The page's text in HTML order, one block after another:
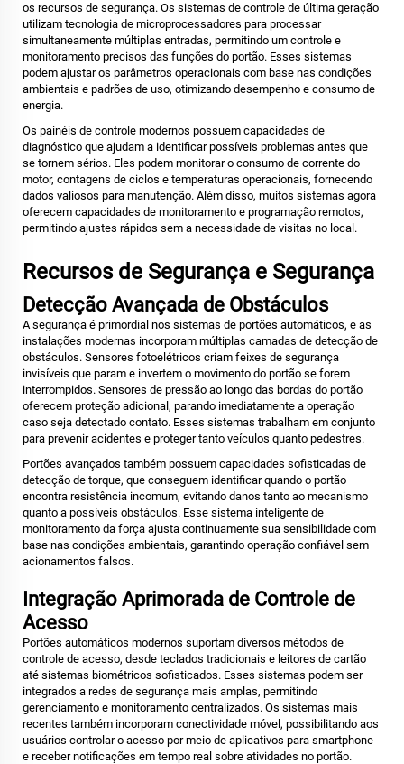
os recursos de segurança. Os sistemas de controle de última geração
utilizam tecnologia de microprocessadores para processar
simultaneamente múltiplas entradas, permitindo um controle e
monitoramento precisos das funções do portão. Esses sistemas
podem ajustar os parâmetros operacionais com base nas condições
ambientais e padrões de uso, otimizando desempenho e consumo de
energia.
Os painéis de controle modernos possuem capacidades de
diagnóstico que ajudam a identificar possíveis problemas antes que
se tornem sérios. Eles podem monitorar o consumo de corrente do
motor, contagens de ciclos e temperaturas operacionais, fornecendo
dados valiosos para manutenção. Além disso, muitos sistemas agora
oferecem capacidades de monitoramento e programação remotos,
permitindo ajustes rápidos sem a necessidade de visitas no local.
Recursos de Segurança e Segurança
Detecção Avançada de Obstáculos
A segurança é primordial nos sistemas de portões automáticos, e as
instalações modernas incorporam múltiplas camadas de detecção de
obstáculos. Sensores fotoelétricos criam feixes de segurança
invisíveis que param e invertem o movimento do portão se forem
interrompidos. Sensores de pressão ao longo das bordas do portão
oferecem proteção adicional, parando imediatamente a operação
caso seja detectado contato. Esses sistemas trabalham em conjunto
para prevenir acidentes e proteger tanto veículos quanto pedestres.
Portões avançados também possuem capacidades sofisticadas de
detecção de torque, que conseguem identificar quando o portão
encontra resistência incomum, evitando danos tanto ao mecanismo
quanto a possíveis obstáculos. Esse sistema inteligente de
monitoramento da força ajusta continuamente sua sensibilidade com
base nas condições ambientais, garantindo operação confiável sem
acionamentos falsos.
Integração Aprimorada de Controle de
Acesso
Portões automáticos modernos suportam diversos métodos de
controle de acesso, desde teclados tradicionais e leitores de cartão
até sistemas biométricos sofisticados. Esses sistemas podem ser
integrados a redes de segurança mais amplas, permitindo
gerenciamento e monitoramento centralizados. Os sistemas mais
recentes também incorporam conectividade móvel, possibilitando aos
usuários controlar o acesso por meio de aplicativos para smartphone
e receber notificações em tempo real sobre atividades no portão.